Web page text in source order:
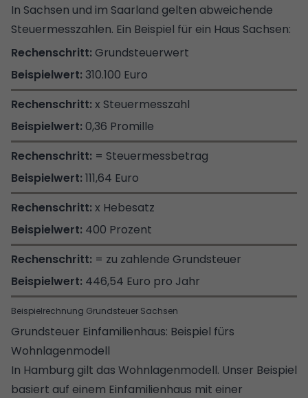
In Sachsen und im Saarland gelten abweichende
Steuermesszahlen. Ein Beispiel für ein Haus Sachsen:
Beispielrechnung Grundsteuer Sachsen
Grundsteuerwert
310.100 Euro
x Steuermesszahl
0,36 Promille
= Steuermessbetrag
111,64 Euro
x Hebesatz
400 Prozent
= zu zahlende Grundsteuer
446,54 Euro pro Jahr
Grundsteuer Einfamilienhaus: Beispiel fürs
Wohnlagenmodell
In Hamburg gilt das Wohnlagenmodell. Unser Beispiel
basiert auf einem Einfamilienhaus mit einer